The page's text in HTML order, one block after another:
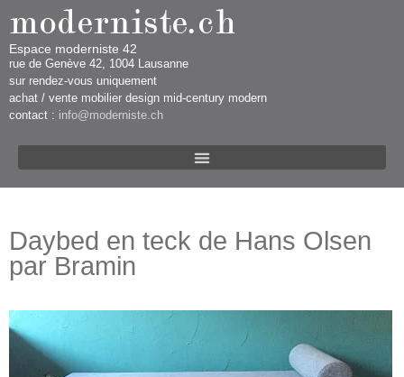
Espace moderniste 42
rue d​​​​e Genève 42, 1004 Lausanne​​
sur rendez-vous uniquement ​​​
​achat / vente mobilier design mid-century modern
contact : info@moderniste.ch
Daybed en teck de Hans Olsen
par Bramin